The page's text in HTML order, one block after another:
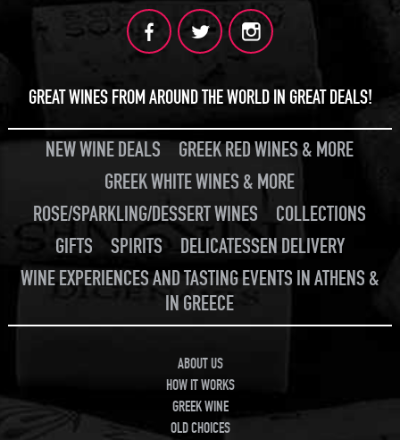
GREAT WINES FROM AROUND THE WORLD IN GREAT DEALS!
NEW WINE DEALS
GREEK RED WINES & MORE
GREEK WHITE WINES & MORE
ROSE/SPARKLING/DESSERT WINES
COLLECTIONS
GIFTS
SPIRITS
DELICATESSEN DELIVERY
WINE EXPERIENCES AND TASTING EVENTS IN ATHENS &
IN GREECE
ABOUT US
HOW IT WORKS
GREEK WINE
OLD CHOICES